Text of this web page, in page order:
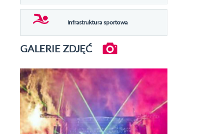
Infrastruktura sportowa
GALERIE ZDJĘĆ